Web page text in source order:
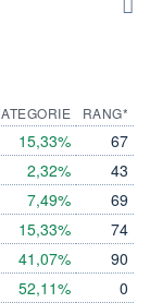
15,33%
2,32%
7,49%
15,33%
41,07%
52,11%
RANG*
67
43
69
74
90
0